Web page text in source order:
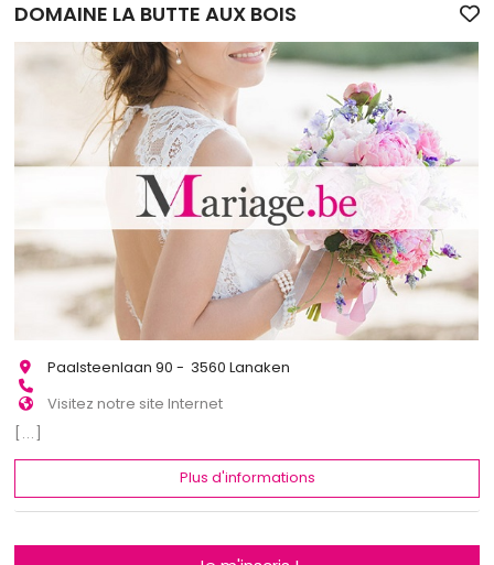
DOMAINE LA BUTTE AUX BOIS
Paalsteenlaan 90 - 3560 Lanaken
Visitez notre site Internet
[...]
Plus d'informations